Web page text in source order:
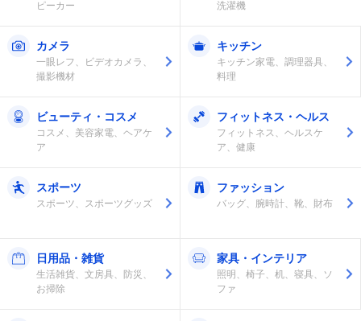
ピーカー 洗濯機
カメラ
一眼レフ、ビデオカメラ、
撮影機材
キッチン
キッチン家電、調理器具、
料理
ビューティ・コスメ
コスメ、美容家電、ヘアケ
ア
フィットネス・ヘルス
フィットネス、ヘルスケ
ア、健康
スポーツ
スポーツ、スポーツグッズ
ファッション
バッグ、腕時計、靴、財布
日用品・雑貨
生活雑貨、文房具、防災、
お掃除
家具・インテリア
照明、椅子、机、寝具、ソ
ファ